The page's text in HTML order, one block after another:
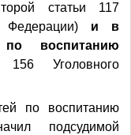
статьи 117
Федерации) и в
по воспитанию
Уголовного
по воспитанию
подсудимой